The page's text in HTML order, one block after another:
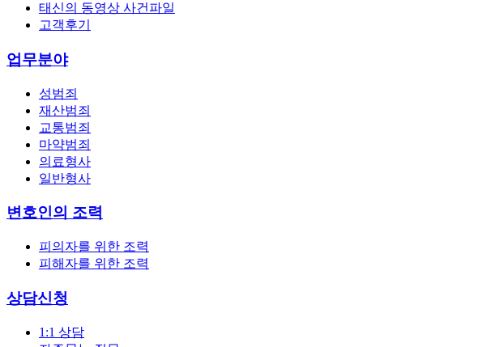
태신의 동영상 사건파일
고객후기
업무분야
성범죄
재산범죄
교통범죄
마약범죄
의료형사
일반형사
변호인의 조력
피의자를 위한 조력
피해자를 위한 조력
상담신청
1:1 상담